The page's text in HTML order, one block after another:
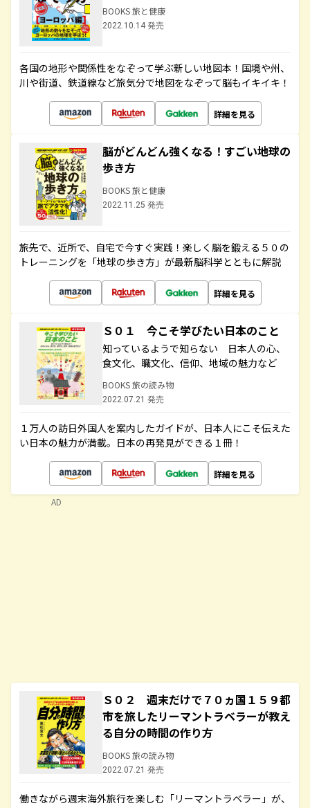
BOOKS 旅と健康
2022.10.14 発売
各国の地形や関係性をなぞって学ぶ新しい地図本！国境や州、
川や街道、鉄道線など旅気分で地図をなぞって脳もイキイキ！
詳細を見る
脳がどんどん強くなる！すごい地球の
歩き方
BOOKS 旅と健康
2022.11.25 発売
旅先で、近所で、自宅で今すぐ実践！楽しく脳を鍛える５０の
トレーニングを「地球の歩き方」が最新脳科学とともに解説
詳細を見る
Ｓ０１ 今こそ学びたい日本のこと
知っているようで知らない 日本人の心、
食文化、職文化、信仰、地域の魅力など
BOOKS 旅の読み物
2022.07.21 発売
１万人の訪日外国人を案内したガイドが、日本人にこそ伝えた
い日本の魅力が満載。日本の再発見ができる１冊！
詳細を見る
Ｓ０２ 週末だけで７０ヵ国１５９都
市を旅したリーマントラベラーが教え
る自分の時間の作り方
BOOKS 旅の読み物
2022.07.21 発売
働きながら週末海外旅行を楽しむ「リーマントラベラー」が、
AD